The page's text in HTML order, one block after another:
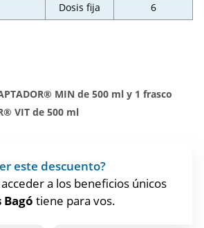
Dosis fija 6
MIN de 500 ml y 1 frasco
VIT de 500 ml
este descuento?
a los beneficios únicos
Bagó tiene para vos.